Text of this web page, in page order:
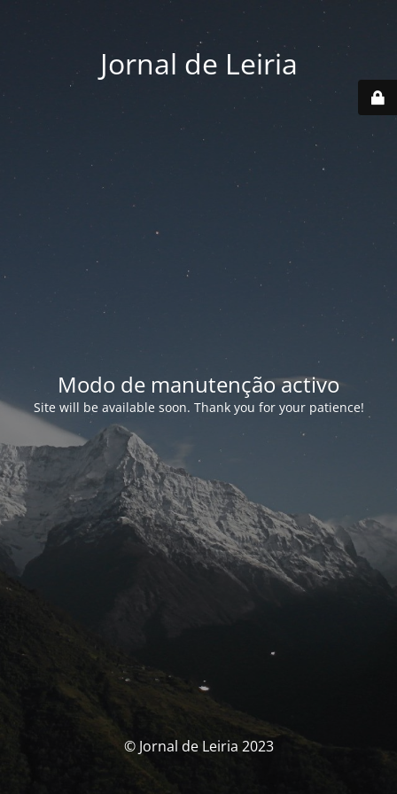
Jornal de Leiria
Modo de manutenção activo
Site will be available soon. Thank you for your patience!
© Jornal de Leiria 2023